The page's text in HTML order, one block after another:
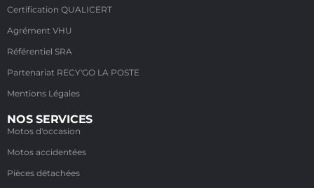
Certification QUALICERT
Agrément VHU
Référentiel SRA
Partenariat RECY'GO LA POSTE
Mentions Légales
NOS SERVICES
Motos d'occasion
Motos accidentées
Pièces détachées